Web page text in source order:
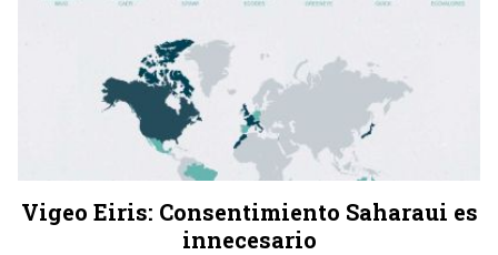
Vigeo Eiris: Consentimiento Saharaui es
innecesario